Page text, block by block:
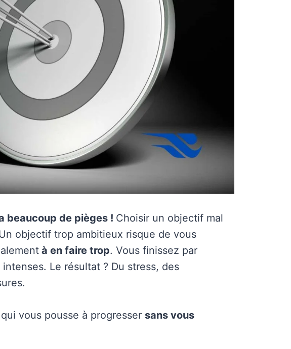
beaucoup de pièges ! Choisir un objectif mal
objectif trop ambitieux risque de vous
à en faire trop. Vous finissez par
Le résultat ? Du stress, des
vous pousse à progresser sans vous